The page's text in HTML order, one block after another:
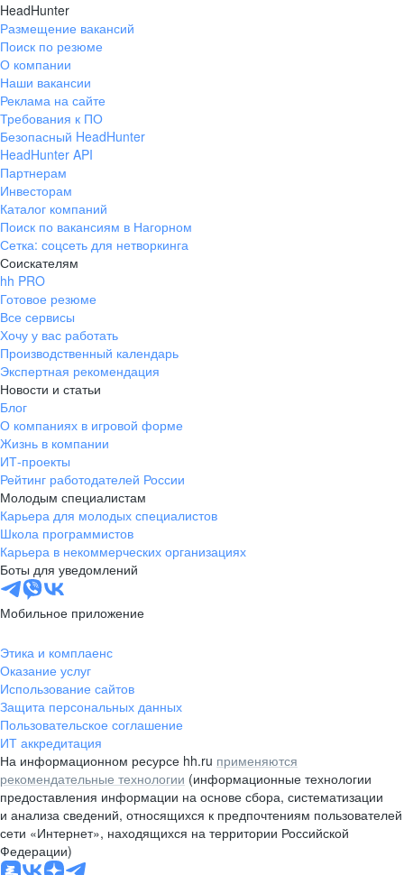
HeadHunter
Размещение вакансий
Поиск по резюме
О компании
Наши вакансии
Реклама на сайте
Требования к ПО
Безопасный HeadHunter
HeadHunter API
Партнерам
Инвесторам
Каталог компаний
Поиск по вакансиям в Нагорном
Сетка: соцсеть для нетворкинга
Соискателям
hh PRO
Готовое резюме
Все сервисы
Хочу у вас работать
Производственный календарь
Экспертная рекомендация
Новости и статьи
Блог
О компаниях в игровой форме
Жизнь в компании
ИТ-проекты
Рейтинг работодателей России
Молодым специалистам
Карьера для молодых специалистов
Школа программистов
Карьера в некоммерческих организациях
Боты для уведомлений
Мобильное приложение
Этика и комплаенс
Оказание услуг
Использование сайтов
Защита персональных данных
Пользовательское соглашение
ИТ аккредитация
На информационном ресурсе hh.ru применяются
рекомендательные технологии (информационные технологии
предоставления информации на основе сбора, систематизации
и анализа сведений, относящихся к предпочтениям пользователей
сети «Интернет», находящихся на территории Российской
Федерации)